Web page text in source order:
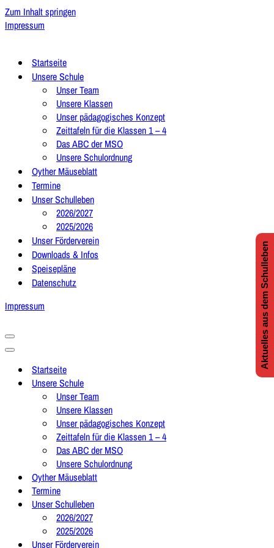
Zum Inhalt springen
Impressum
Startseite
Unsere Schule
Unser Team
Unsere Klassen
Unser pädagogisches Konzept
Zeittafeln für die Klassen 1 – 4
Das ABC der MSO
Unsere Schulordnung
Oyther Mäuseblatt
Termine
Unser Schulleben
2026/2027
2025/2026
Unser Förderverein
Downloads & Infos
Speisepläne
Datenschutz
Impressum
Navigationsmenü
Navigationsmenü
Startseite
Unsere Schule
Unser Team
Unsere Klassen
Unser pädagogisches Konzept
Zeittafeln für die Klassen 1 – 4
Das ABC der MSO
Unsere Schulordnung
Oyther Mäuseblatt
Termine
Unser Schulleben
2026/2027
2025/2026
Unser Förderverein
Aktuelles aus dem Schulleben